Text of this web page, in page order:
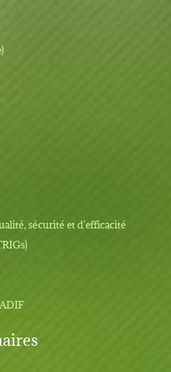
sécurité et d'efficacité